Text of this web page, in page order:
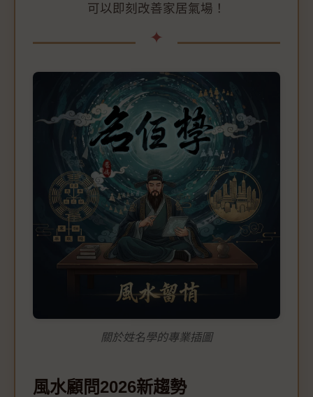
可以即刻改善家居氣場！
關於姓名學的專業插圖
風水顧問2026新趨勢